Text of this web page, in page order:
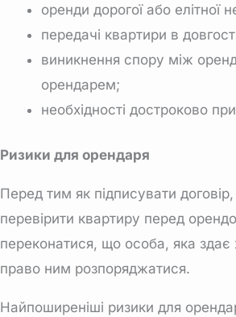
оренди дорогої або елітної
передачі квартири в
виникнення спору між
орендарем;
необхідності достроково
Ризики для орендаря
Перед тим як підписувати
перевірити квартиру перед
переконатися, що особа, яка
право ним розпоряджатися.
Найпоширеніші ризики для